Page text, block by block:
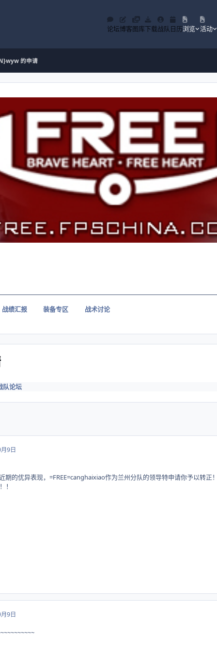
论坛博客图库下载战队 日历浏览 活动
的申请
战绩汇报 装备专区 战术讨论
队论坛
9日
期的优异表现，=FREE=canghaixiao作为兰州分队的领导特申请你予以转正
！
9日